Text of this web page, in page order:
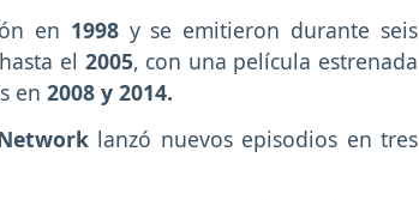
en 1998y se emitieron durante seis
hasta el 2005, con una película estrenada
en 2008 y 2014.
lanzó nuevos episodios en tres